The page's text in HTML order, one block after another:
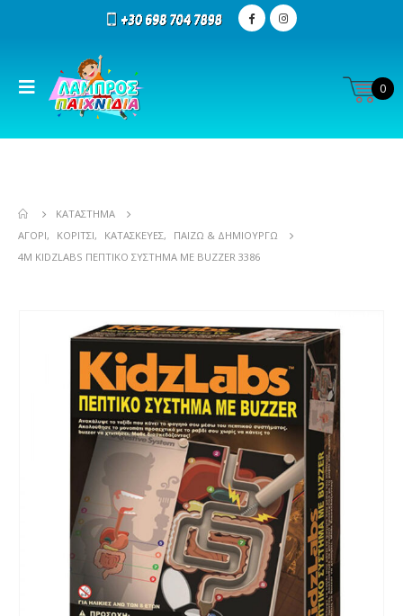
0
ΚΑΤΆΣΤΗΜΑ
ΑΓΌΡΙ, ΚΟΡΊΤΣΙ, ΚΑΤΑΣΚΕΥΈΣ,
ΠΑΊΖΩ & ΔΗΜΙΟΥΡΓΏ
4M KIDZLABS ΠΕΠΤΙΚΌ ΣΎΣΤΗΜΑ ΜΕ BUZZER 3386